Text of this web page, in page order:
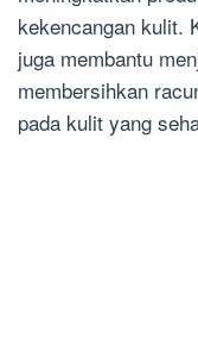
kekencangan kulit.
juga membantu
membersihkan
pada kulit yang